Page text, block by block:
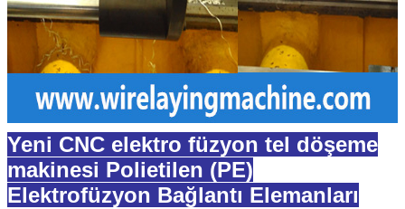
Yeni CNC elektro füzyon tel döşeme
makinesi Polietilen (PE)
Elektrofüzyon Bağlantı Elemanları